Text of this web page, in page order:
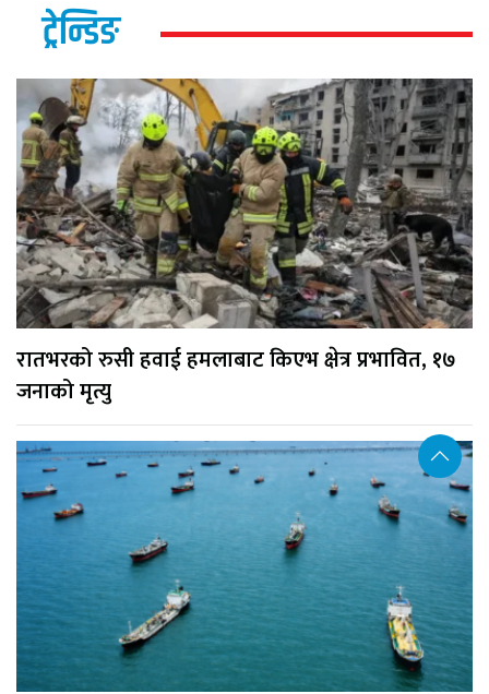
ट्रेन्डिङ
रातभरको रुसी हवाई हमलाबाट किएभ क्षेत्र प्रभावित, १७
जनाको मृत्यु